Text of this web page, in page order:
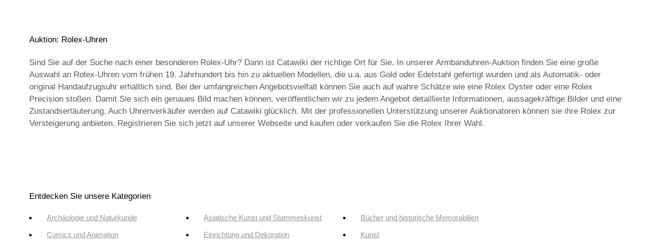
Auktion: Rolex-Uhren
Sind Sie auf der Suche nach einer besonderen Rolex-Uhr? Dann ist Catawiki der richtige Ort für Sie. In unserer Armbanduhren-Auktion finden Sie eine große
Auswahl an Rolex-Uhren vom frühen 19. Jahrhundert bis hin zu aktuellen Modellen, die u.a. aus Gold oder Edelstahl gefertigt wurden und als Automatik- oder
original Handaufzugsuhr erhältlich sind. Bei der umfangreichen Angebotsvielfalt können Sie auch auf wahre Schätze wie eine Rolex Oyster oder eine Rolex
Precision stoßen. Damit Sie sich ein genaues Bild machen können, veröffentlichen wir zu jedem Angebot detaillierte Informationen, aussagekräftige Bilder und eine
Zustandserläuterung. Auch Uhrenverkäufer werden auf Catawiki glücklich. Mit der professionellen Unterstützung unserer Auktionatoren können sie ihre Rolex zur
Versteigerung anbieten. Registrieren Sie sich jetzt auf unserer Webseite und kaufen oder verkaufen Sie die Rolex Ihrer Wahl.
Entdecken Sie unsere Kategorien
Archäologie und Naturkunde Asiatische Kunst und Stammeskunst Bücher und historische Memorabilien
Comics und Animation Einrichtung und Dekoration Kunst